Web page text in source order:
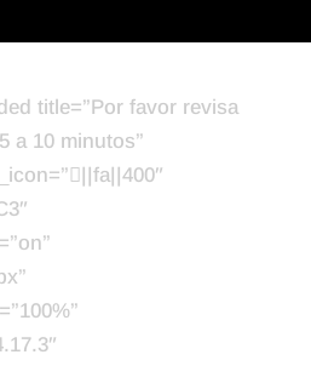
title=”Por favor revisa
a 10 minutos”